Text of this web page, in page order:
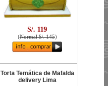
S/. 119
(Normal S/. 145)
Torta Temática de Mafalda
delivery Lima